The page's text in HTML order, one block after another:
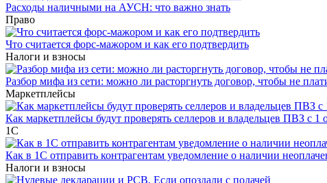
Расходы наличными на АУСН: что важно знать
Право
Что считается форс-мажором и как его подтвердить
Налоги и взносы
Разбор мифа из сети: можно ли расторгнуть договор, чтобы не
Маркетплейсы
Как маркетплейсы будут проверять селлеров и владельцев ПВЗ с 1
1С
Как в 1С отправить контрагентам уведомление о наличии
Налоги и взносы